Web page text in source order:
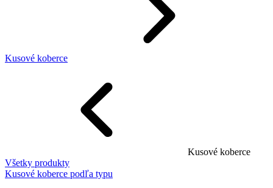
Kusové koberce
Kusové koberce
Všetky produkty
Kusové koberce podľa typu